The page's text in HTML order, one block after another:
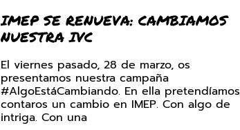
IMEP SE RENUEVA: CAMBIAMOS
NUESTRA IVC
El viernes pasado, 28 de marzo, os
presentamos nuestra campaña
#AlgoEstáCambiando. En ella pretendíamos
contaros un cambio en IMEP. Con algo de
intriga. Con una